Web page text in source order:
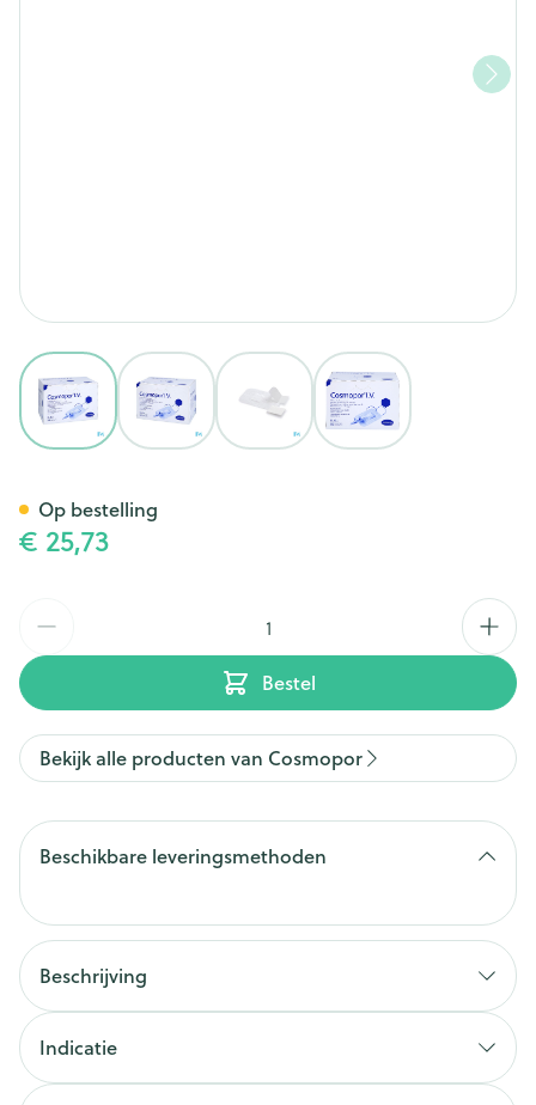
View larger imageView larger imageView larger imageView larger image
€ 25,73
Bestel
Op bestelling
Bekijk alle producten van Cosmopor
Beschikbare leveringsmethoden
Beschrijving
Indicatie